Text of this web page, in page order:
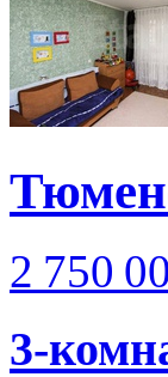
2 750
3-